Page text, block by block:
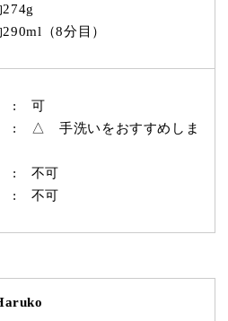
（8分目）
: 可
手洗いをおすすめしま
: 不可
不可